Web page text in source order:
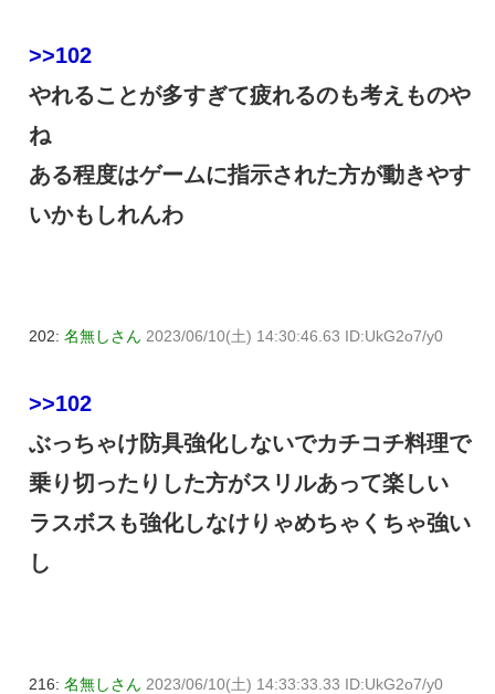
>>102
やれることが多すぎて疲れるのも考えものや
ね
ある程度はゲームに指示された方が動きやす
いかもしれんわ
202: 名無しさん 2023/06/10(土) 14:30:46.63 ID:UkG2o7/y0
>>102
ぶっちゃけ防具強化しないでカチコチ料理で
乗り切ったりした方がスリルあって楽しい
ラスボスも強化しなけりゃめちゃくちゃ強い
し
216: 名無しさん 2023/06/10(土) 14:33:33.33 ID:UkG2o7/y0